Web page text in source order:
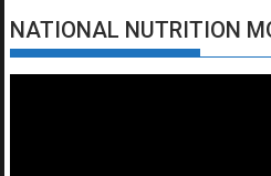
NATIONAL NUTRITION